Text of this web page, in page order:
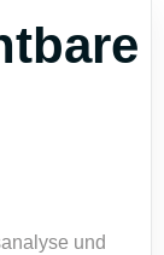
und